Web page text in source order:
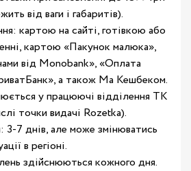
від ваги і габаритів).
картою на сайті, готівкою або
картою «Пакунок малюка»,
від Monobank», «Оплата
а також Ма Кешбеком.
у працюючі відділення ТК
точки видачі Rozetka).
3-7 днів, але може змінюватись
в регіоні.
здійснюються кожного дня.